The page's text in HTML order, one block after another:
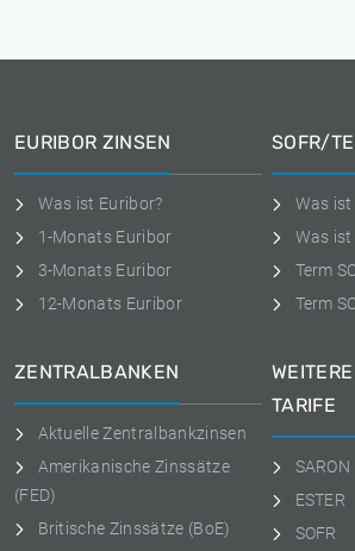
EURIBOR ZINSEN
Was ist Euribor?
1-Monats Euribor
3-Monats Euribor
12-Monats Euribor
SOFR/
Was ist
Was ist
Term
Term
ZENTRALBANKEN
Aktuelle Zentralbankzinsen
Amerikanische Zinssätze
(FED)
Britische Zinssätze (BoE)
TARIFE
SARON
ESTER
SOFR